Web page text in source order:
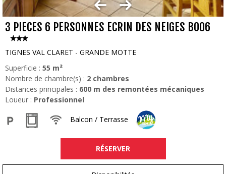
3 PIECES 6 PERSONNES ECRIN DES NEIGES B006
TIGNES VAL CLARET - GRANDE MOTTE
Superficie : 55 m²
Nombre de chambre(s) : 2 chambres
Distances principales : 600 m des remontées mécaniques
Loueur : Professionnel
Balcon / Terrasse
RÉSERVER